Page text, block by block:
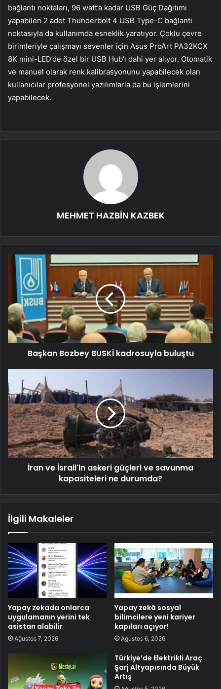
bağlantı noktaları, 96 watt’a kadar USB Güç Dağıtımı
yapabilen 2 adet Thunderbolt 4 USB Type-C bağlantı
noktasıyla da kullanımda esneklik yaratıyor. Çoklu çevre
birimleriyle çalışmayı sevenler için Asus ProArt PA32KCX
8K mini-LED’de özel bir USB Hub’ı dahi yer alıyor. Otomatik
ve manuel olarak renk kalibrasyonunu yapabilecek olan
kullanıcılar profesyonel yazılımlarla da bu işlemlerini
yapabilecek.
MEHMET HAZBİN KAZBEK
Başkan Bozbey BUSKİ kadrosuyla buluştu
İran ve İsrail'in askeri güçleri ve savunma
kapasiteleri ne durumda?
İlgili Makaleler
Yapay zekada onlarca
uygulamanın yerini tek
asistan alabilir
Ağustos 7, 2026
Yapay zekâ sosyal
bilimcilere yeni kariyer
kapıları açıyor!
Ağustos 6, 2026
Türkiye’de Elektrikli Araç
Şarj Altyapısında Büyük
Artış